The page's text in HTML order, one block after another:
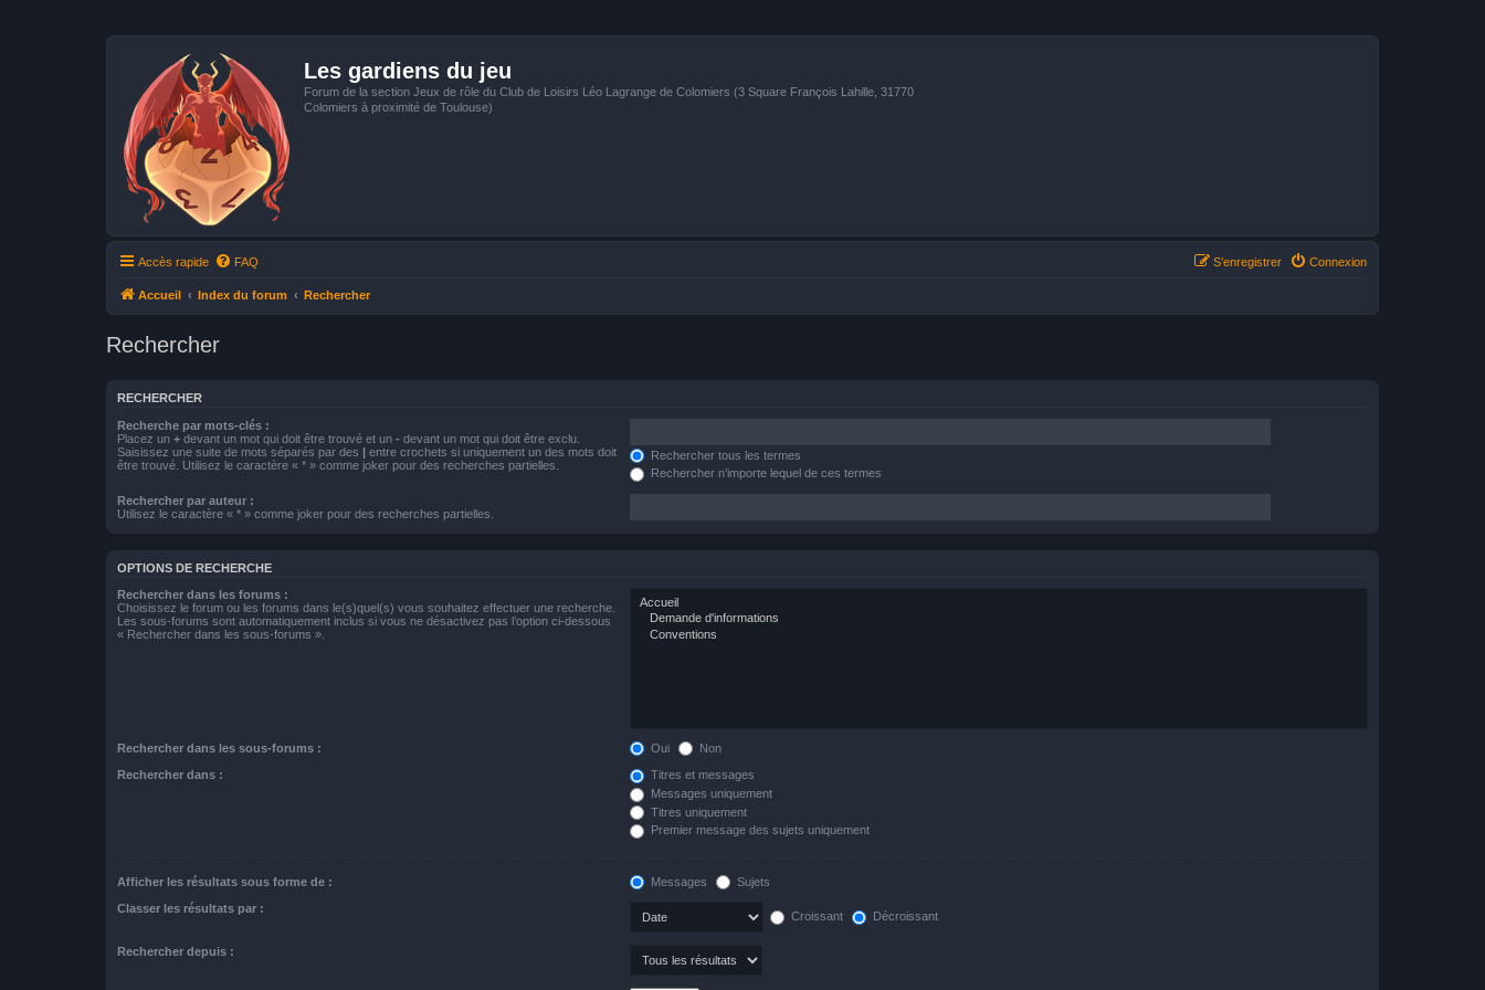
Les gardiens du jeu
Forum de la section Jeux de rôle du Club de Loisirs Léo Lagrange de Colomiers (3 Square François Lahille, 31770
Colomiers à proximité de Toulouse)
Accès rapide FAQ Connexion
S’enregistrer
Accueil Index du forum Rechercher
Rechercher
RECHERCHER
Recherche par mots-clés :
Placez un + devant un mot qui doit être trouvé et un - devant un mot qui doit être exclu.
Saisissez une suite de mots séparés par des | entre crochets si uniquement un des mots doit
être trouvé. Utilisez le caractère « * » comme joker pour des recherches partielles.
Rechercher tous les termes
Rechercher n’importe lequel de ces termes
Rechercher par auteur :
Utilisez le caractère « * » comme joker pour des recherches partielles.
OPTIONS DE RECHERCHE
Rechercher dans les forums :
Choisissez le forum ou les forums dans le(s)quel(s) vous souhaitez effectuer une recherche.
Les sous-forums sont automatiquement inclus si vous ne désactivez pas l’option ci-dessous
« Rechercher dans les sous-forums ».
Rechercher dans les sous-forums : Oui Non
Rechercher dans :
Titres et messages
Messages uniquement
Titres uniquement
Premier message des sujets uniquement
Afficher les résultats sous forme de : Messages Sujets
Classer les résultats par :
Croissant Décroissant
Rechercher depuis :